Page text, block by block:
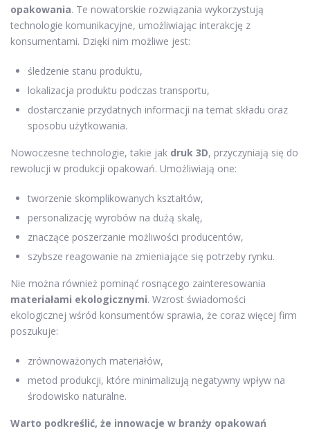
opakowania. Te nowatorskie rozwiązania wykorzystują
technologie komunikacyjne, umożliwiając interakcję z
konsumentami. Dzięki nim możliwe jest:
śledzenie stanu produktu,
lokalizacja produktu podczas transportu,
dostarczanie przydatnych informacji na temat składu oraz
sposobu użytkowania.
Nowoczesne technologie, takie jak druk 3D, przyczyniają się do
rewolucji w produkcji opakowań. Umożliwiają one:
tworzenie skomplikowanych kształtów,
personalizację wyrobów na dużą skalę,
znaczące poszerzanie możliwości producentów,
szybsze reagowanie na zmieniające się potrzeby rynku.
Nie można również pominąć rosnącego zainteresowania
materiałami ekologicznymi. Wzrost świadomości
ekologicznej wśród konsumentów sprawia, że coraz więcej firm
poszukuje:
zrównoważonych materiałów,
metod produkcji, które minimalizują negatywny wpływ na
środowisko naturalne.
Warto podkreślić, że innowacje w branży opakowań